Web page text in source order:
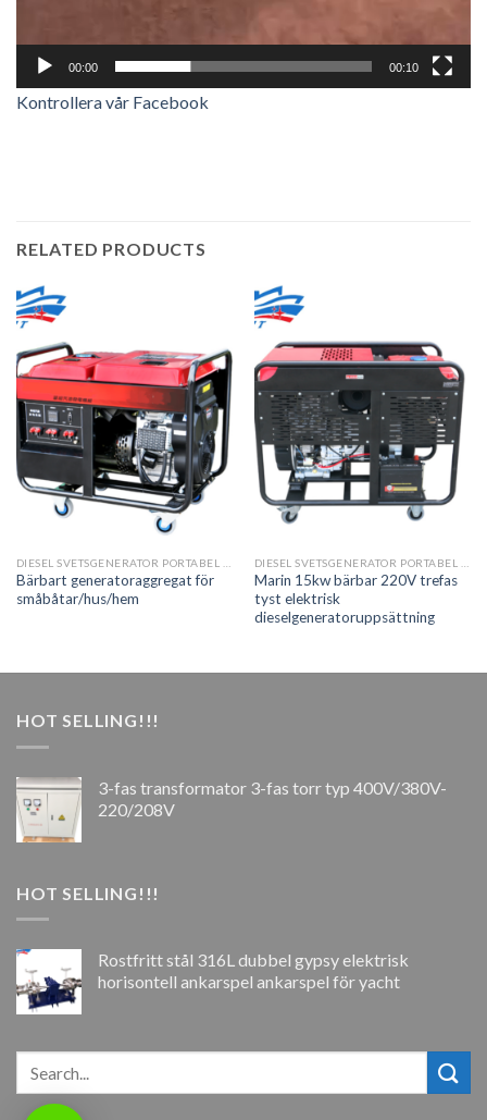
00:00 00:10
Kontrollera vår Facebook
RELATED PRODUCTS
Bärbart generatoraggregat för
småbåtar/hus/hem
Marin 15kw bärbar 220V trefas
tyst elektrisk
dieselgeneratoruppsättning
HOT SELLING!!!
3-fas transformator 3-fas torr typ 400V/380V-
220/208V
HOT SELLING!!!
Rostfritt stål 316L dubbel gypsy elektrisk
horisontell ankarspel ankarspel för yacht